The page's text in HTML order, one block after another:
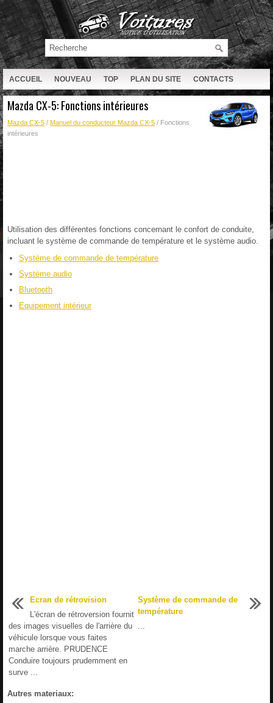
ACCUEIL NOUVEAU TOP PLAN DU SITE CONTACTS
RECHERCHE
Mazda CX-5: Fonctions intérieures
Mazda CX-5 / Manuel du conducteur Mazda CX-5 / Fonctions
intérieures
Utilisation des différentes fonctions concernant le confort de conduite,
incluant le système de commande de température et le système audio.
Système de commande de température
Système audio
Bluetooth
Equipement intérieur
Ecran de rétrovision
L'écran de rétroversion fournit
des images visuelles de l'arrière du
véhicule lorsque vous faites
marche arrière. PRUDENCE
Conduire toujours prudemment en
surve ...
Système de commande de
température
Autres materiaux: